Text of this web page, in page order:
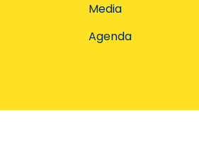
Media
Agenda